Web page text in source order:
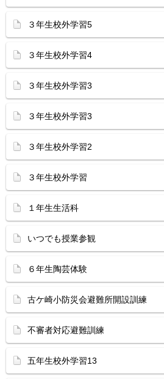
３年生校外学習5
３年生校外学習4
３年生校外学習3
３年生校外学習3
３年生校外学習2
３年生校外学習
１年生生活科
いつでも授業参観
６年生陶芸体験
古ケ崎小防災会避難所開設訓練
不審者対応避難訓練
五年生校外学習13